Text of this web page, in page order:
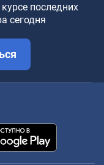
последних
сегодня